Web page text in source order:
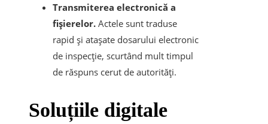
Transmiterea electronică a
fișierelor. Actele sunt traduse
rapid și atașate dosarului electronic
de inspecție, scurtând mult timpul
de răspuns cerut de autorități.
​Soluțiile digitale